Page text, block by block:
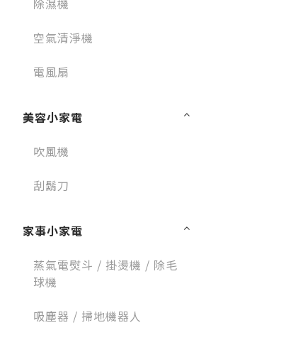
除濕機
空氣清淨機
電風扇
美容小家電
吹風機
刮鬍刀
家事小家電
蒸氣電熨斗 / 掛燙機 / 除毛
球機
吸塵器 / 掃地機器人